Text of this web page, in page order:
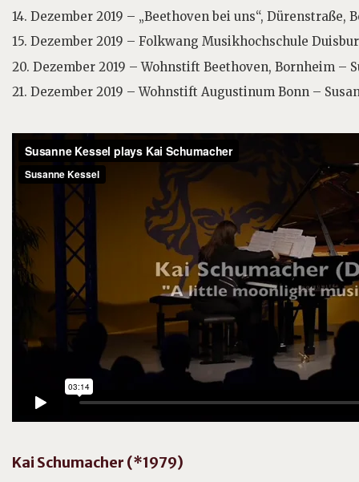
14. Dezember 2019 – „Beethoven bei uns“, Dürenstraße,
15. Dezember 2019 – Folkwang Musikhochschule
20. Dezember 2019 – Wohnstift Beethoven, Bornheim –
21. Dezember 2019 – Wohnstift Augustinum Bonn –
Kai Schumacher (*1979)